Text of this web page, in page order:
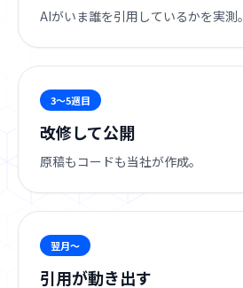
AIがいま誰を引用しているかを実測。
3〜5週目
改修して公開
原稿もコードも当社が作成。
翌月〜
引用が動き出す